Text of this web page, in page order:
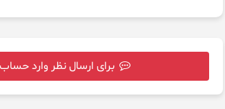
برای ارسال نظر وارد